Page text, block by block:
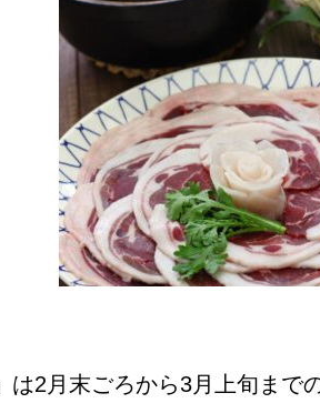
は2月末ごろから3月上旬まで